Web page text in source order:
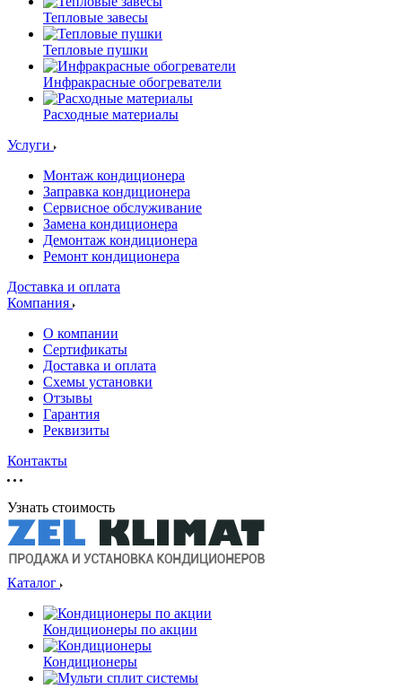
Тепловые завесы
Тепловые пушки
Инфракрасные обогреватели
Расходные материалы
Услуги
Монтаж кондиционера
Заправка кондиционера
Сервисное обслуживание
Замена кондиционера
Демонтаж кондиционера
Ремонт кондиционера
Доставка и оплата
Компания
О компании
Сертификаты
Доставка и оплата
Схемы установки
Отзывы
Гарантия
Реквизиты
Контакты
Узнать стоимость
Каталог
Кондиционеры по акции
Кондиционеры